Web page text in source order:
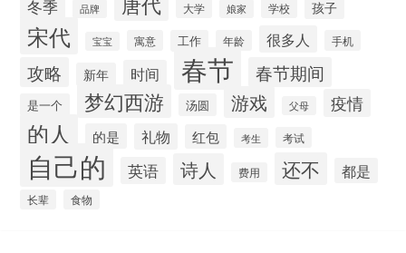
冬季 品牌 大学 娘家 学校 孩子
宋代 宝宝 寓意 工作 年龄 很多人 手机
攻略 新年 时间 春节 春节期间
是一个 梦幻西游 汤圆 游戏 父母 疫情
的人 的是 礼物 红包 考生 考试
自己的 英语 诗人 费用 还不 都是
长辈 食物